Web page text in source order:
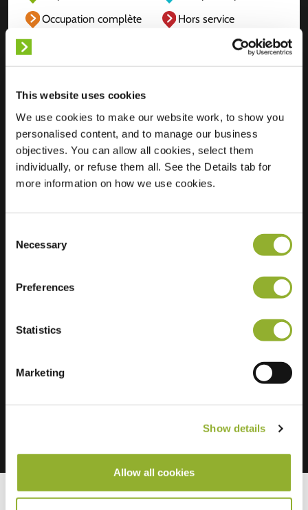
This website uses cookies
We use cookies to make our website work, to show you
personalised content, and to manage our business
objectives. You can allow all cookies, select them
individually, or refuse them all. See the Details tab for
more information on how we use cookies.
Selection
Necessary
Preferences
Statistics
Marketing
Show details
Allow all cookies
Occupation complète
Hors service
Localisation
Manhille 2
3273 XH Westmaas
Pays-Bas